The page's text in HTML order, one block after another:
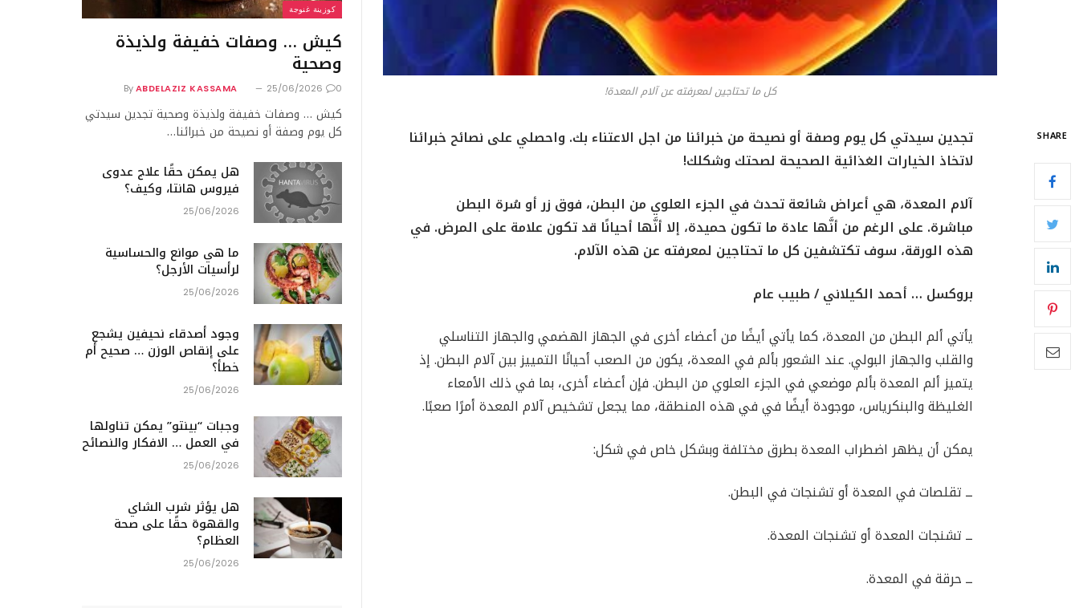
كل ما تحتاجين لمعرفته عن آلام المعدة!
SHARE
تجدين سيدتي كل يوم وصفة أو نصيحة من خبرائنا من اجل الاعتناء بك. واحصلي على نصائح خبرائنا
لاتخاذ الخيارات الغذائية الصحيحة لصحتك وشكلك!
آلام المعدة، هي أعراض شائعة تحدث في الجزء العلوي من البطن، فوق زر أو سُرة البطن
مباشرة. على الرغم من أنَّها عادة ما تكون حميدة، إلا أنَّها أحيانًا قد تكون علامة على المرض. في
هذه الورقة، سوف تكتشفين كل ما تحتاجين لمعرفته عن هذه الآلام.
بروكسل … أحمد الكيلاني / طبيب عام
يأتي ألم البطن من المعدة، كما يأتي أيضًا من أعضاء أخرى في الجهاز الهضمي والجهاز التناسلي
والقلب والجهاز البولي. عند الشعور بألم في المعدة، يكون من الصعب أحيانًا التمييز بين آلام البطن. إذ
يتميز ألم المعدة بألم موضعي في الجزء العلوي من البطن. فإن أعضاء أخرى، بما في ذلك الأمعاء
الغليظة والبنكرياس، موجودة أيضًا في في هذه المنطقة، مما يجعل تشخيص آلام المعدة أمرًا صعبًا.
يمكن أن يظهر اضطراب المعدة بطرق مختلفة وبشكل خاص في شكل:
ــ تقلصات في المعدة أو تشنجات في البطن.
ــ تشنجات المعدة أو تشنجات المعدة.
ــ حرقة في المعدة.
كوزينة غنوجة
كيش … وصفات خفيفة ولذيذة
وصحية
By ABDELAZIZ KASSAMA 25/06/2026 0
كيش … وصفات خفيفة ولذيذة وصحية تجدين سيدتي
كل يوم وصفة أو نصيحة من خبرائنا…
هل يمكن حقًا علاج عدوى
فيروس هانتا، وكيف؟
25/06/2026
ما هي موانع والحساسية
لرأسيات الأرجل؟
25/06/2026
وجود أصدقاء نحيفين يشجع
على إنقاص الوزن … صحيح أم
خطأ؟
25/06/2026
وجبات “بينتو” يمكن تناولها
في العمل … الافكار والنصائح
25/06/2026
هل يؤثر شرب الشاي
والقهوة حقًا على صحة
العظام؟
25/06/2026